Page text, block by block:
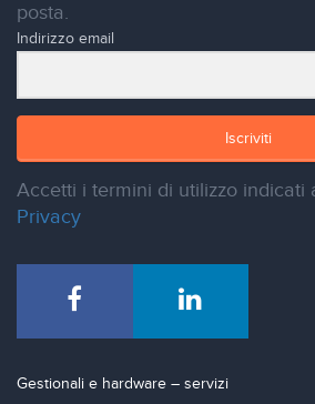
posta.
Indirizzo email
Iscriviti
Accetti i termini di utilizzo indicati
Privacy
Gestionali e hardware – servizi